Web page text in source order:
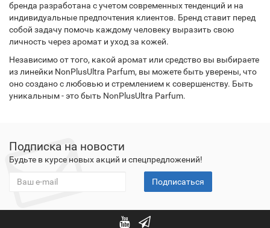
бренда разработана с учетом современных тенденций и на
индивидуальные предпочтения клиентов. Бренд ставит перед
собой задачу помочь каждому человеку выразить свою
личность через аромат и уход за кожей.
Независимо от того, какой аромат или средство вы выбираете
из линейки NonPlusUltra Parfum, вы можете быть уверены, что
оно создано с любовью и стремлением к совершенству. Быть
уникальным - это быть NonPlusUltra Parfum.
Подписка на новости
Будьте в курсе новых акций и спецпредложений!
Подписаться